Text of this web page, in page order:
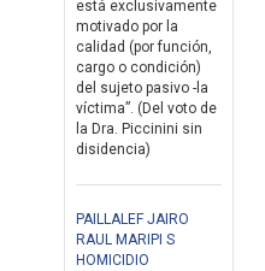
está exclusivamente
motivado por la
calidad (por función,
cargo o condición)
del sujeto pasivo -la
víctima”. (Del voto de
la Dra. Piccinini sin
disidencia)
PAILLALEF JAIRO
RAUL MARIPI S
HOMICIDIO